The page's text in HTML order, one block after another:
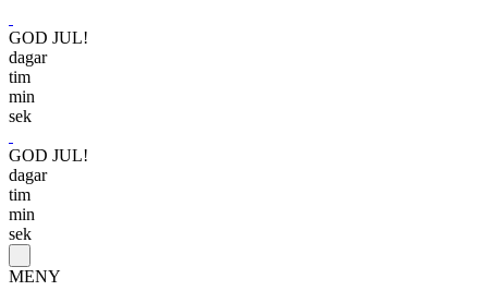
GOD JUL!
dagar
tim
min
sek
GOD JUL!
dagar
tim
min
sek
MENY